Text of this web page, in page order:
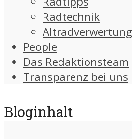
Radtechnik
Altradverwertung
People
Das Redaktionsteam
Transparenz bei uns
Bloginhalt